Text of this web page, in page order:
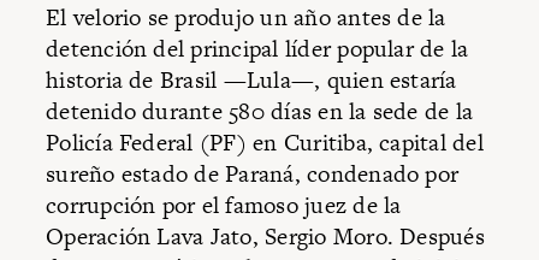
El velorio se produjo un año antes de la
detención del principal líder popular de la
historia de Brasil —Lula—, quien estaría
detenido durante 580 días en la sede de la
Policía Federal (PF) en Curitiba, capital del
sureño estado de Paraná, condenado por
corrupción por el famoso juez de la
Operación Lava Jato, Sergio Moro. Después